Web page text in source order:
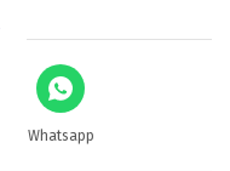
Whatsapp